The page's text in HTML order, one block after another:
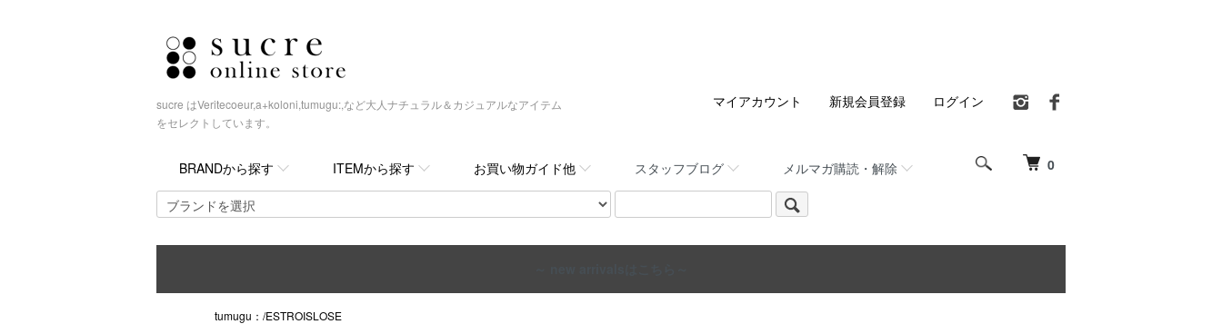
sucre はVeritecoeur,a+koloni,tumugu:,など大人ナチュラル＆カジュアルなアイテム
をセレクトしています。
0
BRANDから探す ITEMから探す お買い物ガイド他 スタッフブログ メルマガ購読・解除
マイアカウント 新規会員登録 ログイン
tumugu：/ESTROISLOSE